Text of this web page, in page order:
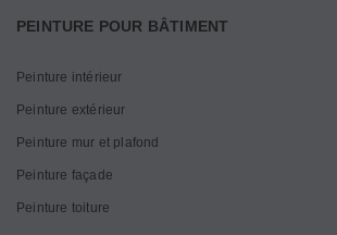
PEINTURE POUR BÂTIMENT
Peinture intérieur
Peinture extérieur
Peinture mur et plafond
Peinture façade
Peinture toiture